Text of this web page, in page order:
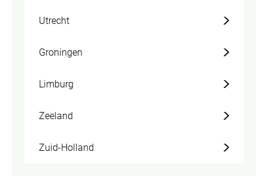
Utrecht
Groningen
Limburg
Zeeland
Zuid-Holland